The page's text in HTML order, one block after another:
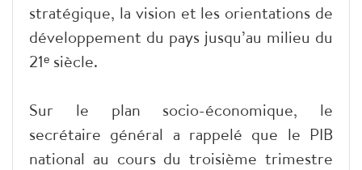
stratégique, la vision et les orientations de
développement du pays jusqu’au milieu du
21ᵉ siècle.
Sur le plan socio-économique, le
secrétaire général a rappelé que le PIB
national au cours du troisième trimestre